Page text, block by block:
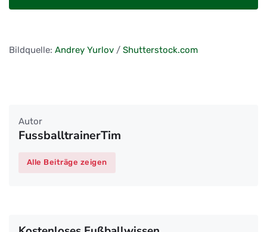
Bildquelle: Andrey Yurlov / Shutterstock.com
Autor
FussballtrainerTim
Alle Beiträge zeigen